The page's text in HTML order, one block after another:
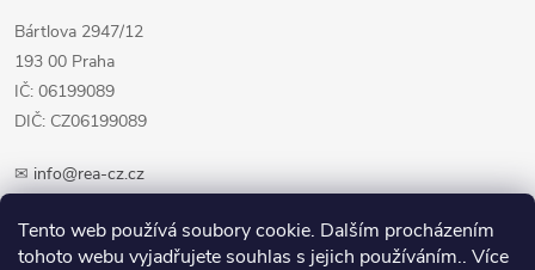
Tento web používá soubory cookie. Dalším procházením
tohoto webu vyjadřujete souhlas s jejich používáním.. Více
Bártlova 2947/12
193 00 Praha
IČ: 06199089
DIČ: CZ06199089
✉ info@rea-cz.cz